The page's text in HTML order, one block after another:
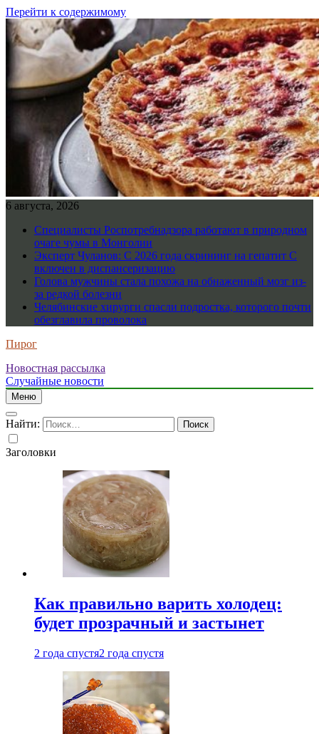
Перейти к содержимому
6 августа, 2026
Специалисты Роспотребнадзора работают в природном
очаге чумы в Монголии
Эксперт Чуланов: С 2026 года скрининг на гепатит С
включен в диспансеризацию
Голова мужчины стала похожа на обнаженный мозг из-
за редкой болезни
Челябинские хирурги спасли подростка, которого почти
обезглавила проволока
Пирог
Новостная рассылка
Случайные новости
Меню
Найти:
Заголовки
Как правильно варить холодец:
будет прозрачный и застынет
2 года спустя2 года спустя